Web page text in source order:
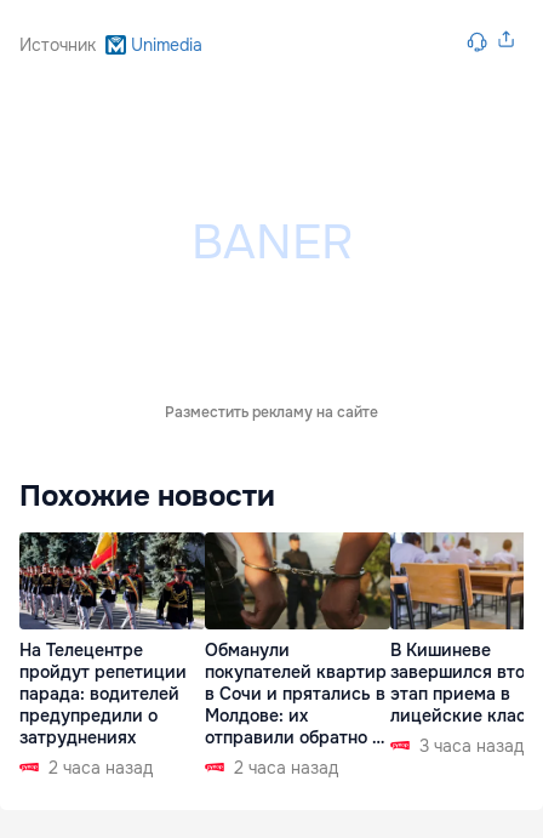
Источник Unimedia
Разместить рекламу на сайте
Похожие новости
На Телецентре
пройдут репетиции
парада: водителей
предупредили о
затруднениях
2 часа назад
Обманули
покупателей квартир
в Сочи и прятались в
Молдове: их
отправили обратно в
РФ 2 часа назад
В Кишиневе
завершился
этап приема в
лицейские
3 часа назад